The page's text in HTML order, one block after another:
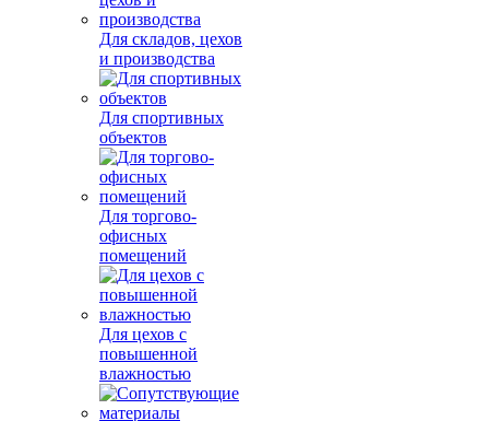
Для складов, цехов
и производства
Для спортивных
объектов
Для торгово-
офисных
помещений
Для цехов с
повышенной
влажностью